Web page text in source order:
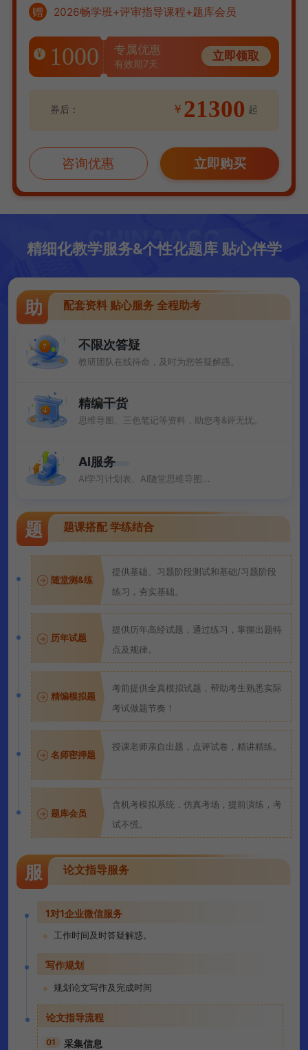
赠 2026畅学班+评审指导课程+题库会员
¥ 1000 专属优惠
有效期7天
立即领取
券后： ￥ 21300 起
咨询优惠 立即购买
精细化教学服务&个性化题库 贴心伴学
助 配套资料 贴心服务 全程助考
不限次答疑
教研团队在线待命，及时为您答疑解惑。
精编干货
思维导图、三色笔记等资料，助您考&评无忧。
AI服务
AI学习计划表、AI随堂思维导图...
题 题课搭配 学练结合
随堂测&练
提供基础、习题阶段测试和基础/习题阶段
练习，夯实基础。
历年试题
提供历年高经试题，通过练习，掌握出题特
点及规律。
精编模拟题
考前提供全真模拟试题，帮助考生熟悉实际
考试做题节奏！
名师密押题
授课老师亲自出题，点评试卷，精讲精练。
题库会员
含机考模拟系统，仿真考场，提前演练，考
试不慌。
服 论文指导服务
1对1企业微信服务
工作时间及时答疑解惑。
写作规划
规划论文写作及完成时间
论文指导流程
01 采集信息